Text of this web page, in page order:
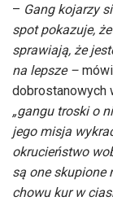
– Gang kojarzy
spot pokazuje,
sprawiają, że
na lepsze –
dobrostanowych
„gangu troski o
jego misja
okrucieństwo
są one skupione
chowu kur w